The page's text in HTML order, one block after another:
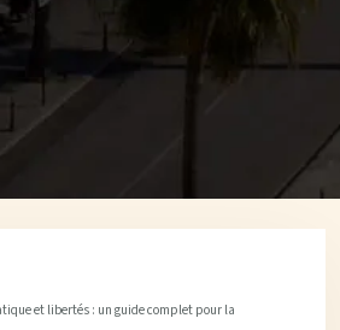
et libertés : un guide complet pour la